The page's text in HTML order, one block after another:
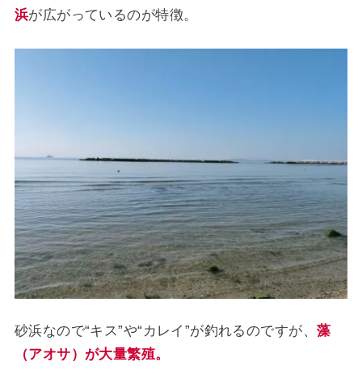
浜が広がっているのが特徴。
砂浜なので“キス”や“カレイ”が釣れるのですが、 藻
（アオサ）が大量繁殖。